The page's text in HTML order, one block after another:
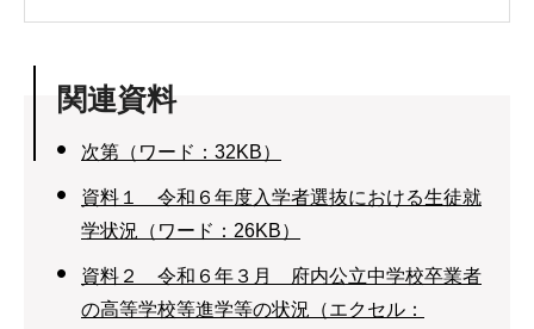
関連資料
次第（ワード：32KB）
資料１ 令和６年度入学者選抜における生徒就
学状況（ワード：26KB）
資料２ 令和６年３月 府内公立中学校卒業者
の高等学校等進学等の状況（エクセル：